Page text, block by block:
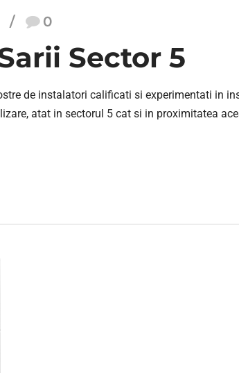
0
Sector 5
de instalatori calificati si experimentati in
atat in sectorul 5 cat si in proximitatea